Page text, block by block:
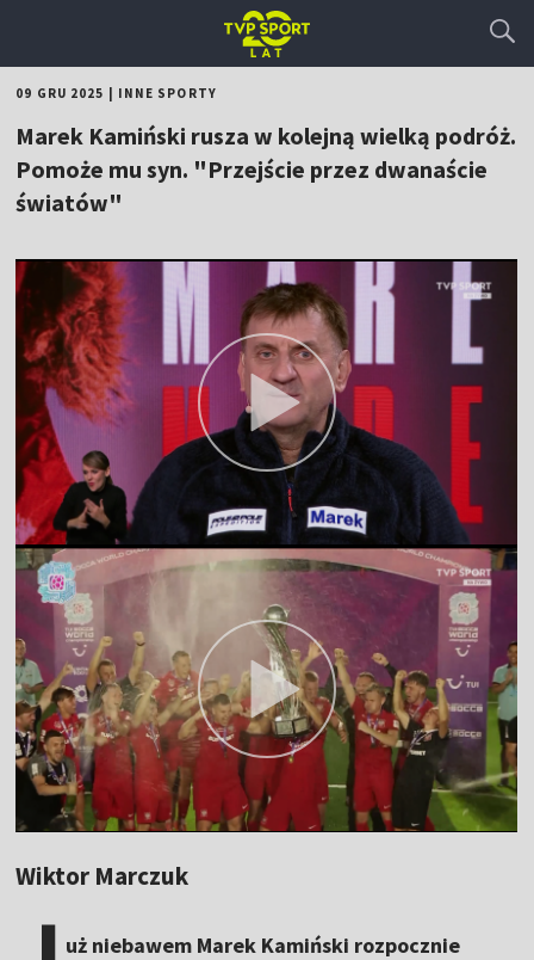
09 GRU 2025 INNE SPORTY
Marek Kamiński rusza w kolejną wielką podróż.
Pomoże mu syn. "Przejście przez dwanaście
światów"
Wiktor Marczuk
uż niebawem Marek Kamiński rozpocznie